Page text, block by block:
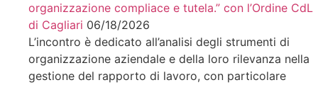
organizzazione compliace e tutela.” con l’Ordine CdL
di Cagliari 06/18/2026
L’incontro è dedicato all’analisi degli strumenti di
organizzazione aziendale e della loro rilevanza nella
gestione del rapporto di lavoro, con particolare